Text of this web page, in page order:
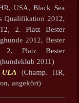
USA, Black Sea
Qualifikation 2012,
2. Platz Bester
2012, Bester
2. Platz Bester
2011)
(Champ. HR,
angekört)